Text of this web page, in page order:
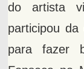
do artista
participou
para fazer